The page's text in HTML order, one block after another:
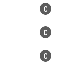
0
0
0